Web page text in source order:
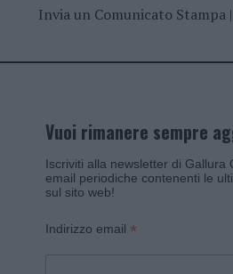
Invia un Comunicato Stampa|
Vuoi rimanere sempre
Iscriviti alla newsletter di Gallura
email periodiche contenenti le
sul sito web!
Indirizzo email *